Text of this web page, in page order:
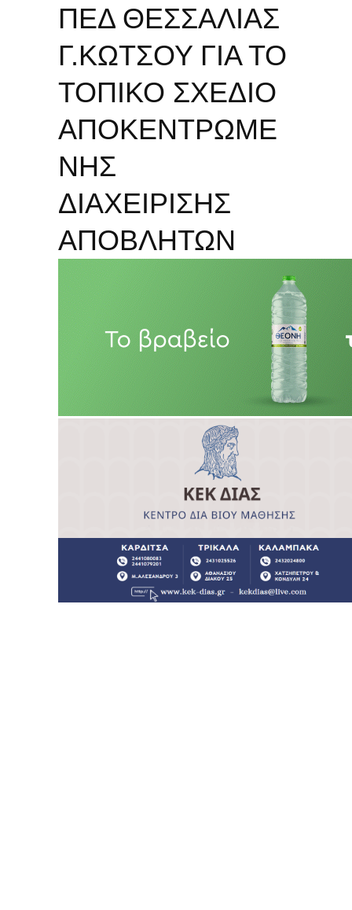
ΠΕΔ ΘΕΣΣΑΛΙΑΣ
Γ.ΚΩΤΣΟΥ ΓΙΑ ΤΟ
ΤΟΠΙΚΟ ΣΧΕΔΙΟ
ΑΠΟΚΕΝΤΡΩΜΕ
ΝΗΣ
ΔΙΑΧΕΙΡΙΣΗΣ
ΑΠΟΒΛΗΤΩΝ